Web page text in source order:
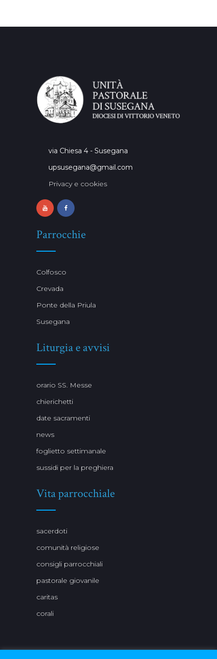
via Chiesa 4 - Susegana
upsusegana@gmail.com
Privacy e cookies
Parrocchie
Colfosco
Crevada
Ponte della Priula
Susegana
Liturgia e avvisi
orario SS. Messe
chierichetti
date sacramenti
news
foglietto settimanale
sussidi per la preghiera
Vita parrocchiale
sacerdoti
comunità religiose
consigli parrocchiali
pastorale giovanile
caritas
corali